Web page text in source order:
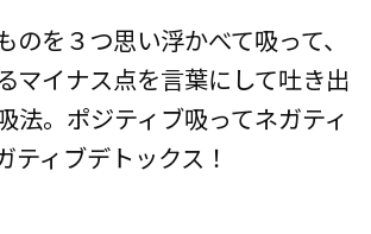
のを３つ思い浮かべて吸って、
マイナス点を言葉にして吐き出
法。ポジティブ吸ってネガティ
ティブデトックス！